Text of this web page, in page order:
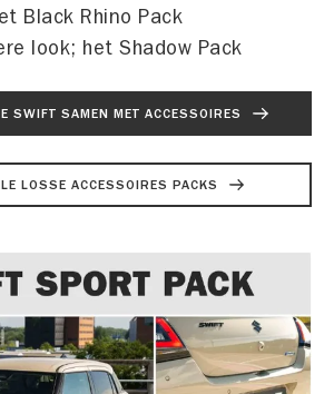
Black Rhino Pack
look; het Shadow Pack
SWIFT SAMEN MET ACCESSOIRES
LOSSE ACCESSOIRES PACKS